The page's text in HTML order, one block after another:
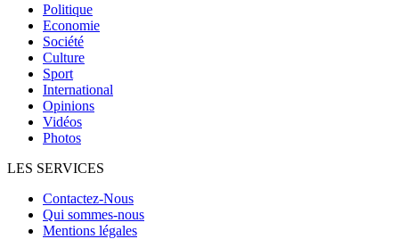
Politique
Economie
Société
Culture
Sport
International
Opinions
Vidéos
Photos
LES SERVICES
Contactez-Nous
Qui sommes-nous
Mentions légales